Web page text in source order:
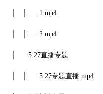
│ ├── 1.mp4
│ ├── 2.mp4
├── 5.27直播专题
│ ├── 5.27专题直播.mp4